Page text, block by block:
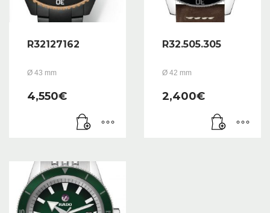
R32127162
Ø 43 mm
4,550€
R32.505.305
Ø 42 mm
2,400€